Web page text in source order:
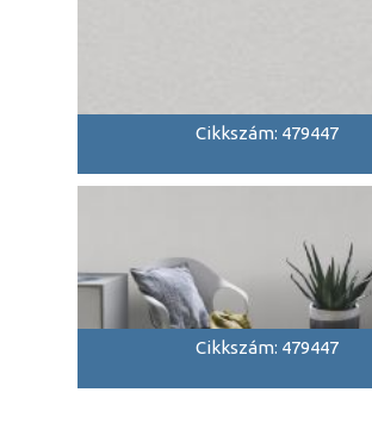
Cikkszám: 479447
Cikkszám: 479447